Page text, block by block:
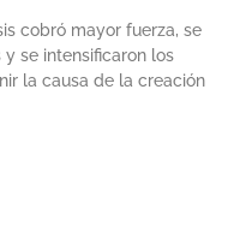
cobró mayor fuerza, se
se intensificaron los
la causa de la creación